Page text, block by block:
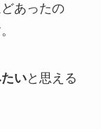
あったの
いと思える